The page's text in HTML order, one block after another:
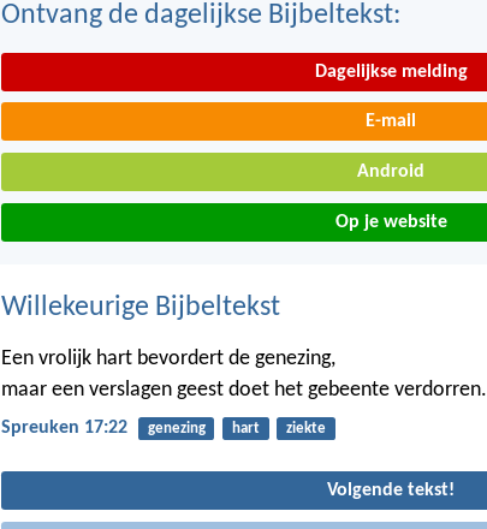
Ontvang de dagelijkse Bijbeltekst:
Dagelijkse melding
E-mail
Android
Op je website
Willekeurige Bijbeltekst
Een vrolijk hart bevordert de genezing,
maar een verslagen geest doet het gebeente verdorren.
Spreuken 17:22 genezing hart ziekte
Volgende tekst!